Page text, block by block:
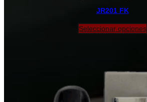
JR201 FK
Seleccionar opciones